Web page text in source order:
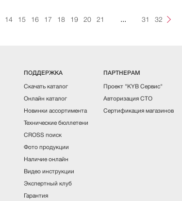
14 15 16 17 18 19 20 21 ... 31 32
ПОДДЕРЖКА
Скачать каталог
Онлайн каталог
Новинки ассортимента
Технические бюллетени
CROSS поиск
Фото продукции
Наличие онлайн
Видео инструкции
Экспертный клуб
Гарантия
ПАРТНЕРАМ
Проект "KYB Сервис"
Авторизация СТО
Сертификация магазинов